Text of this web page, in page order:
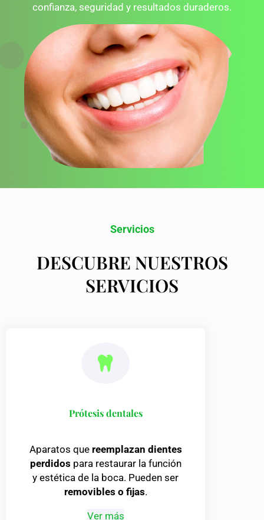
confianza, seguridad y resultados duraderos.
Servicios
DESCUBRE NUESTROS
SERVICIOS
Prótesis dentales
Aparatos que reemplazan dientes
perdidos para restaurar la función
y estética de la boca. Pueden ser
removibles o fijas.
Ver más